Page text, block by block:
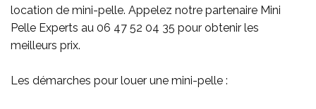
location de mini-pelle. Appelez notre partenaire Mini
Pelle Experts au 06 47 52 04 35 pour obtenir les
meilleurs prix.
Les démarches pour louer une mini-pelle :